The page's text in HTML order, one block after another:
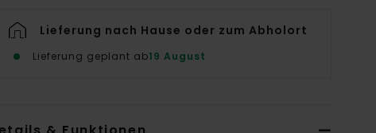
Lieferung nach Hause oder zum Abholort
Lieferung geplant ab19 August